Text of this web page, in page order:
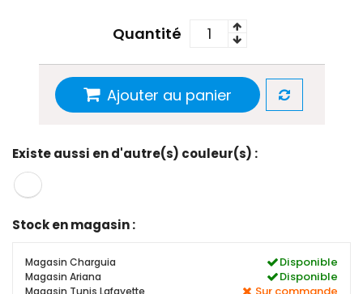
Quantité
Ajouter au panier
Existe aussi en d'autre(s) couleur(s) :
Stock en magasin :
Magasin Charguia Disponible
Magasin Ariana Disponible
Magasin Tunis Lafayette